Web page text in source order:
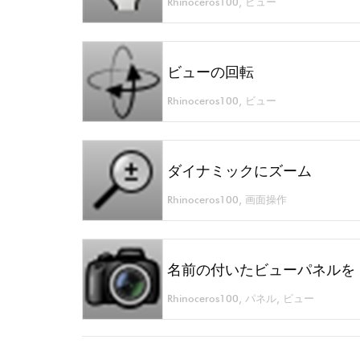
ビューの回転
Rhinoceros100 ビュー
ダイナミックにズーム
Rhinoceros100 画面操作
名前の付いたビューパネルを
Rhinoceros100 パネル ビュー